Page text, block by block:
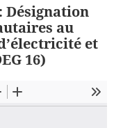
Désignation
au
et
16)